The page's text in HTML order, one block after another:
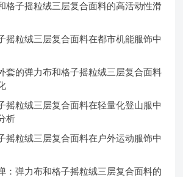
格子摇粒绒三层复合面料的高活动性滑
摇粒绒三层复合面料在都市机能服饰中
套的弹力布和格子摇粒绒三层复合面料
摇粒绒三层复合面料在轻量化登山服中
析
摇粒绒三层复合面料在户外运动服饰中
：弹力布和格子摇粒绒三层复合面料的